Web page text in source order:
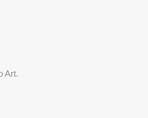
Art.